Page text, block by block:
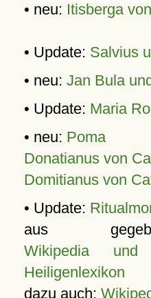
• neu: Itisberga
• Update: Salvius
• neu: Jan Bula
• Update: Maria
• neu: Poma
Donatianus von
Domitianus von
• Update:
aus
Wikipedia und
Heiligenlexikon
dazu auch: